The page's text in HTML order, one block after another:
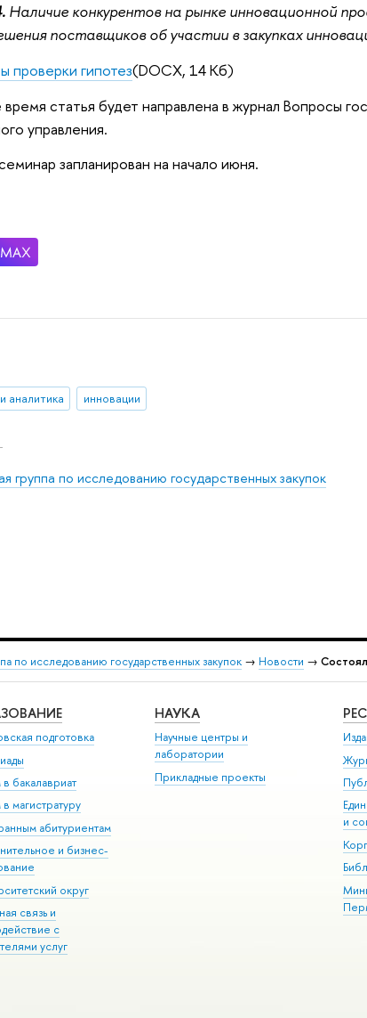
Наличие конкурентов на рынке инновационной
поставщиков об участии в закупках
проверки гипотез(DOCX, 14 Кб)
статья будет направлена в журнал Вопросы
управления.
запланирован на начало июня.
аналитика инновации
группа по исследованию государственных закупок
по исследованию государственных закупок → Новости →
подготовка
бакалавриат
магистратуру
абитуриентам
и бизнес-
округ
связь и
с
услуг
НАУКА
Научные центры и
лаборатории
Прикладные проекты
и